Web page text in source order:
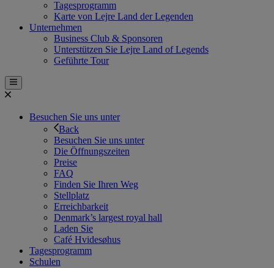
Tagesprogramm
Karte von Lejre Land der Legenden
Unternehmen
Business Club & Sponsoren
Unterstützen Sie Lejre Land of Legends
Geführte Tour
Besuchen Sie uns unter
Back
Besuchen Sie uns unter
Die Öffnungszeiten
Preise
FAQ
Finden Sie Ihren Weg
Stellplatz
Erreichbarkeit
Denmark’s largest royal hall
Laden Sie
Café Hvidesøhus
Tagesprogramm
Schulen